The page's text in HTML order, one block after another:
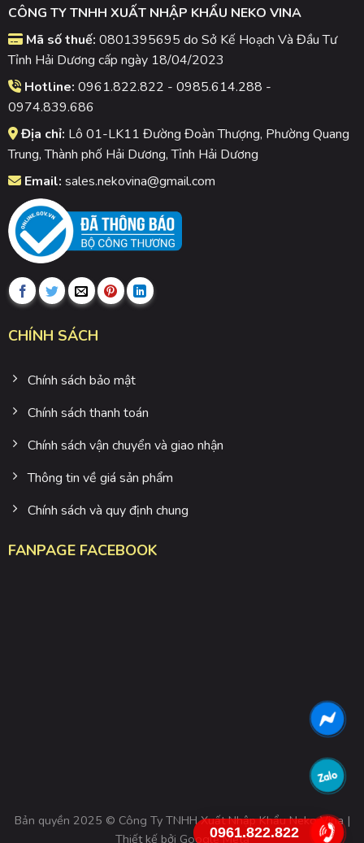
CÔNG TY TNHH XUẤT NHẬP KHẨU NEKO VINA
Mã số thuế: 0801395695 do Sở Kế Hoạch Và Đầu Tư
Tỉnh Hải Dương cấp ngày 18/04/2023
Hotline: 0961.822.822 - 0985.614.288 -
0974.839.686
Địa chỉ: Lô 01-LK11 Đường Đoàn Thượng, Phường Quang
Trung, Thành phố Hải Dương, Tỉnh Hải Dương
Email: sales.nekovina@gmail.com
CHÍNH SÁCH
Chính sách bảo mật
Chính sách thanh toán
Chính sách vận chuyển và giao nhận
Thông tin về giá sản phẩm
Chính sách và quy định chung
FANPAGE FACEBOOK
Bản quyền 2025 © Công Ty TNHH Xuất Nhập Khẩu Neko Vina |
Thiết kế bởi Google Meta
0961.822.822